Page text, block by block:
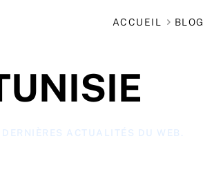
ACCUEIL BLOG
ACTUALITÉS DU WEB.